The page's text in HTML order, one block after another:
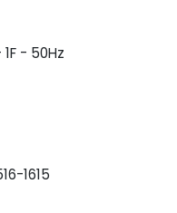
- 50Hz
1615